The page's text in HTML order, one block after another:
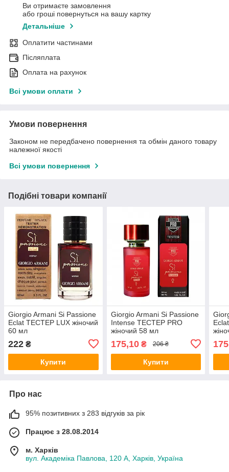
Ви отримаєте замовлення
або гроші повернуться на вашу картку
Детальніше
Оплатити частинами
Післяплата
Оплата на рахунок
Всі умови оплати
Умови повернення
Законом не передбачено повернення та обмін даного товару
належної якості
Всі умови повернення
Подібні товари компанії
Giorgio Armani Si Passione
Eclat ТЕСТЕР LUX жіночий
60 мл
222 ₴
Купити
Giorgio Armani Si Passione
Intense ТЕСТЕР PRO
жіночий 58 мл
175,10₴ 206 ₴
Купити
Про нас
95% позитивних з 283 відгуків за рік
Працює з 28.08.2014
м. Харків
вул. Академіка Павлова, 120 А, Харків, Україна